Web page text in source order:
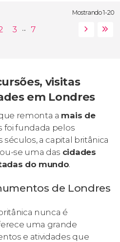
Mostrando 1-20
...
visitas
em Londres
remonta a mais de
foi fundada pelos
a capital britânica
se uma das cidades
do mundo.
de Londres
nunca é
uma grande
e atividades que